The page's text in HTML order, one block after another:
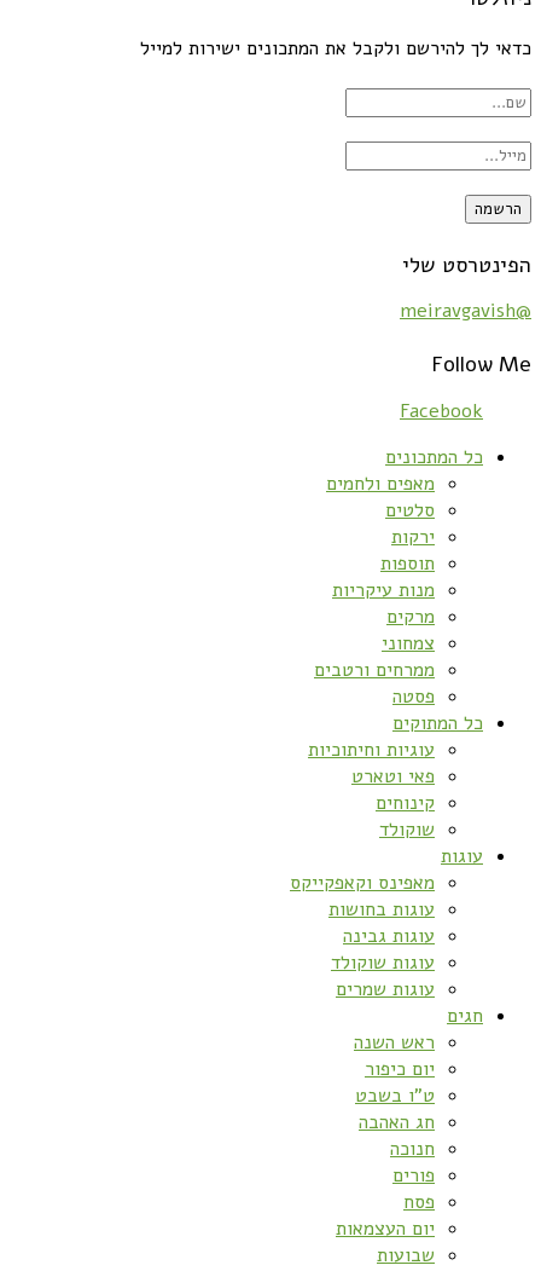
כדאי לך להירשם ולקבל את המתכונים ישירות למייל
הפינטרסט שלי
@meiravgavish
Follow Me
Facebook
כל המתכונים
מאפים ולחמים
סלטים
ירקות
תוספות
מנות עיקריות
מרקים
צמחוני
ממרחים ורטבים
פסטה
כל המתוקים
עוגיות וחיתוכיות
פאי וטארט
קינוחים
שוקולד
עוגות
מאפינס וקאפקייקס
עוגות בחושות
עוגות גבינה
עוגות שוקולד
עוגות שמרים
חגים
ראש השנה
יום כיפור
ט”ו בשבט
חג האהבה
חנוכה
פורים
פסח
יום העצמאות
שבועות